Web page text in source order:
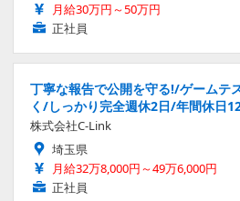
月給30万円～50万円
正社員
丁寧な報告で公開を守る!/ゲームテ
く/しっかり完全週休2日/年間休日
株式会社C-Link
埼玉県
月給32万8,000円～49万6,000円
正社員